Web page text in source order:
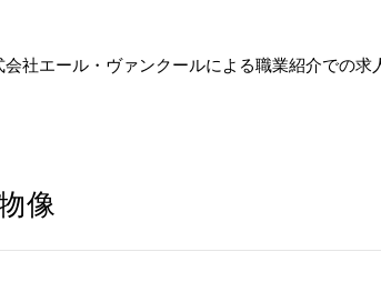
社エール・ヴァンクールによる職業紹介での求
像